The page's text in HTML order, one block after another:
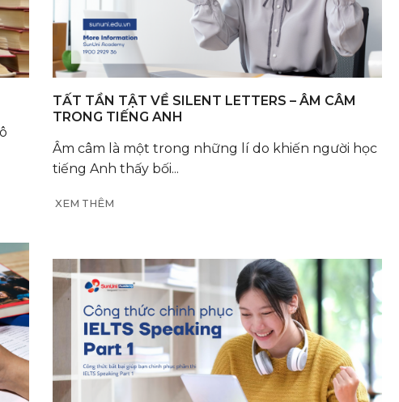
TẤT TẦN TẬT VỀ SILENT LETTERS – ÂM CÂM
TRONG TIẾNG ANH
Âm câm là một trong những lí do khiến người học
tiếng Anh thấy bối...
XEM THÊM